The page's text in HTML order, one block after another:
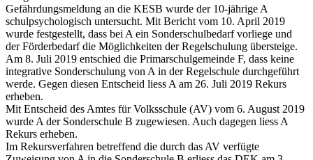
Gefährdungsmeldung an die KESB wurde der 10-jährige A
schulpsychologisch untersucht. Mit Bericht vom 10. April 2019
wurde festgestellt, dass bei A ein Sonderschulbedarf vorliege und
der Förderbedarf die Möglichkeiten der Regelschulung übersteige.
Am 8. Juli 2019 entschied die Primarschulgemeinde F, dass keine
integrative Sonderschulung von A in der Regelschule durchgeführt
werde. Gegen diesen Entscheid liess A am 26. Juli 2019 Rekurs
erheben.
Mit Entscheid des Amtes für Volksschule (AV) vom 6. August 2019
wurde A der Sonderschule B zugewiesen. Auch dagegen liess A
Rekurs erheben.
Im Rekursverfahren betreffend die durch das AV verfügte